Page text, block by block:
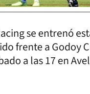
se entrenó
frente a Godoy
a las 17 en